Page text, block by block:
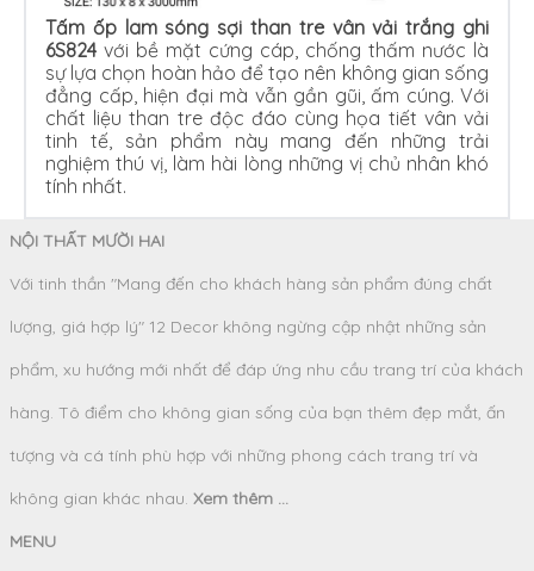
Tấm ốp lam sóng sợi than tre vân vải trắng ghi
6S824 với bề mặt cứng cáp, chống thấm nước là
sự lựa chọn hoàn hảo để tạo nên không gian sống
đẳng cấp, hiện đại mà vẫn gần gũi, ấm cúng. Với
chất liệu than tre độc đáo cùng họa tiết vân vải
tinh tế, sản phẩm này mang đến những trải
nghiệm thú vị, làm hài lòng những vị chủ nhân khó
tính nhất.
NỘI THẤT MƯỜI HAI
Với tinh thần "Mang đến cho khách hàng sản phẩm đúng chất
lượng, giá hợp lý" 12 Decor không ngừng cập nhật những sản
phẩm, xu hướng mới nhất để đáp ứng nhu cầu trang trí của khách
hàng. Tô điểm cho không gian sống của bạn thêm đẹp mắt, ấn
tượng và cá tính phù hợp với những phong cách trang trí và
không gian khác nhau. Xem thêm ...
MENU